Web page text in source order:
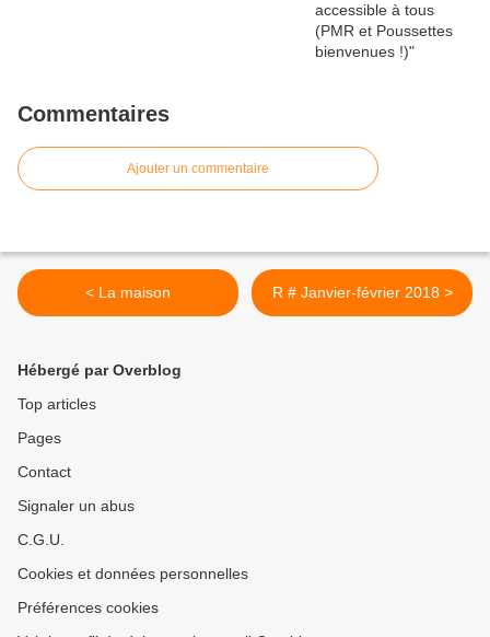
Commentaires
Ajouter un commentaire
< La maison R # Janvier-février 2018 >
Hébergé par Overblog
Top articles
Pages
Contact
Signaler un abus
C.G.U.
Cookies et données personnelles
Préférences cookies